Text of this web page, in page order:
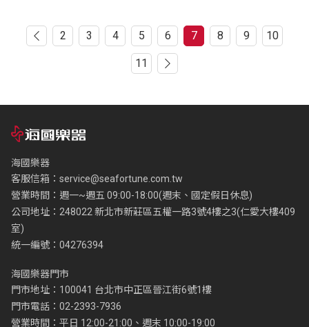
2 3 4 5 6 7 8 9 10
11
海國樂器
客服信箱： service@seafortune.com.tw
營業時間：週一~週五 09:00-18:00(週末、國定假日休息)
公司地址：248022 新北市新莊區五權一路3號4樓之3(仁愛大樓409
室)
統一編號：04276394
海國樂器門市
門市地址：100041 台北市中正區晉江街6號1樓
門市電話：02-2393-7936
營業時間：平日 12:00-21:00、週末 10:00-19:00